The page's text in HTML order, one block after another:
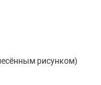
рисунком)